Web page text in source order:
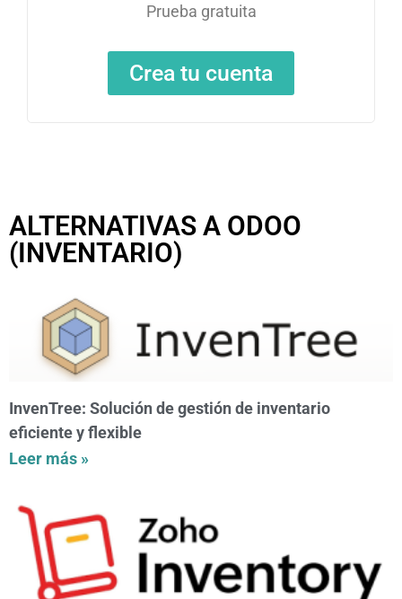
Prueba gratuita
Crea tu cuenta
ALTERNATIVAS A ODOO
(INVENTARIO)
InvenTree: Solución de gestión de inventario
eficiente y flexible
Leer más »